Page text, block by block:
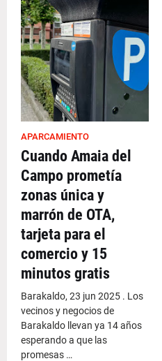
APARCAMIENTO
Cuando Amaia del
Campo prometía
zonas única y
marrón de OTA,
tarjeta para el
comercio y 15
minutos gratis
Barakaldo, 23 jun 2025 . Los
vecinos y negocios de
Barakaldo llevan ya 14 años
esperando a que las
promesas …